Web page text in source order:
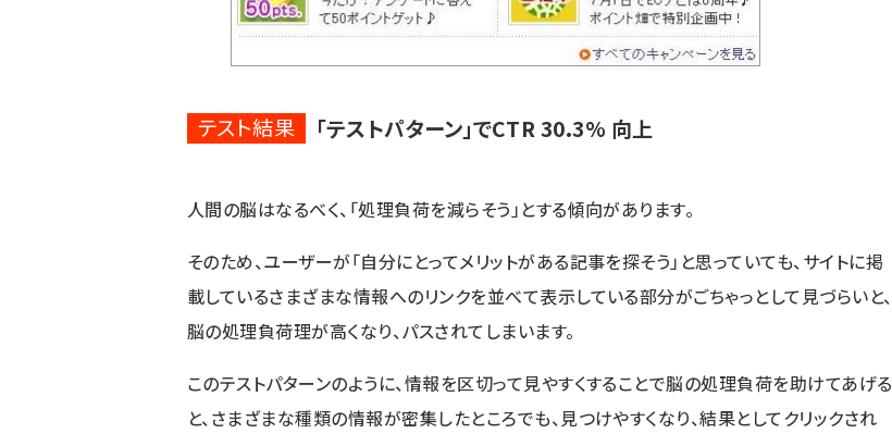
テスト結果 「テストパターン」でCTR 30.3% 向上
人間の脳はなるべく、「処理負荷を減らそう」とする傾向があります。
そのため、ユーザーが「自分にとってメリットがある記事を探そう」と思っていても、サイトに掲
載しているさまざまな情報へのリンクを並べて表示している部分がごちゃっとして見づらいと、
脳の処理負荷理が高くなり、パスされてしまいます。
このテストパターンのように、情報を区切って見やすくすることで脳の処理負荷を助けてあげる
と、さまざまな種類の情報が密集したところでも、見つけやすくなり、結果としてクリックされ